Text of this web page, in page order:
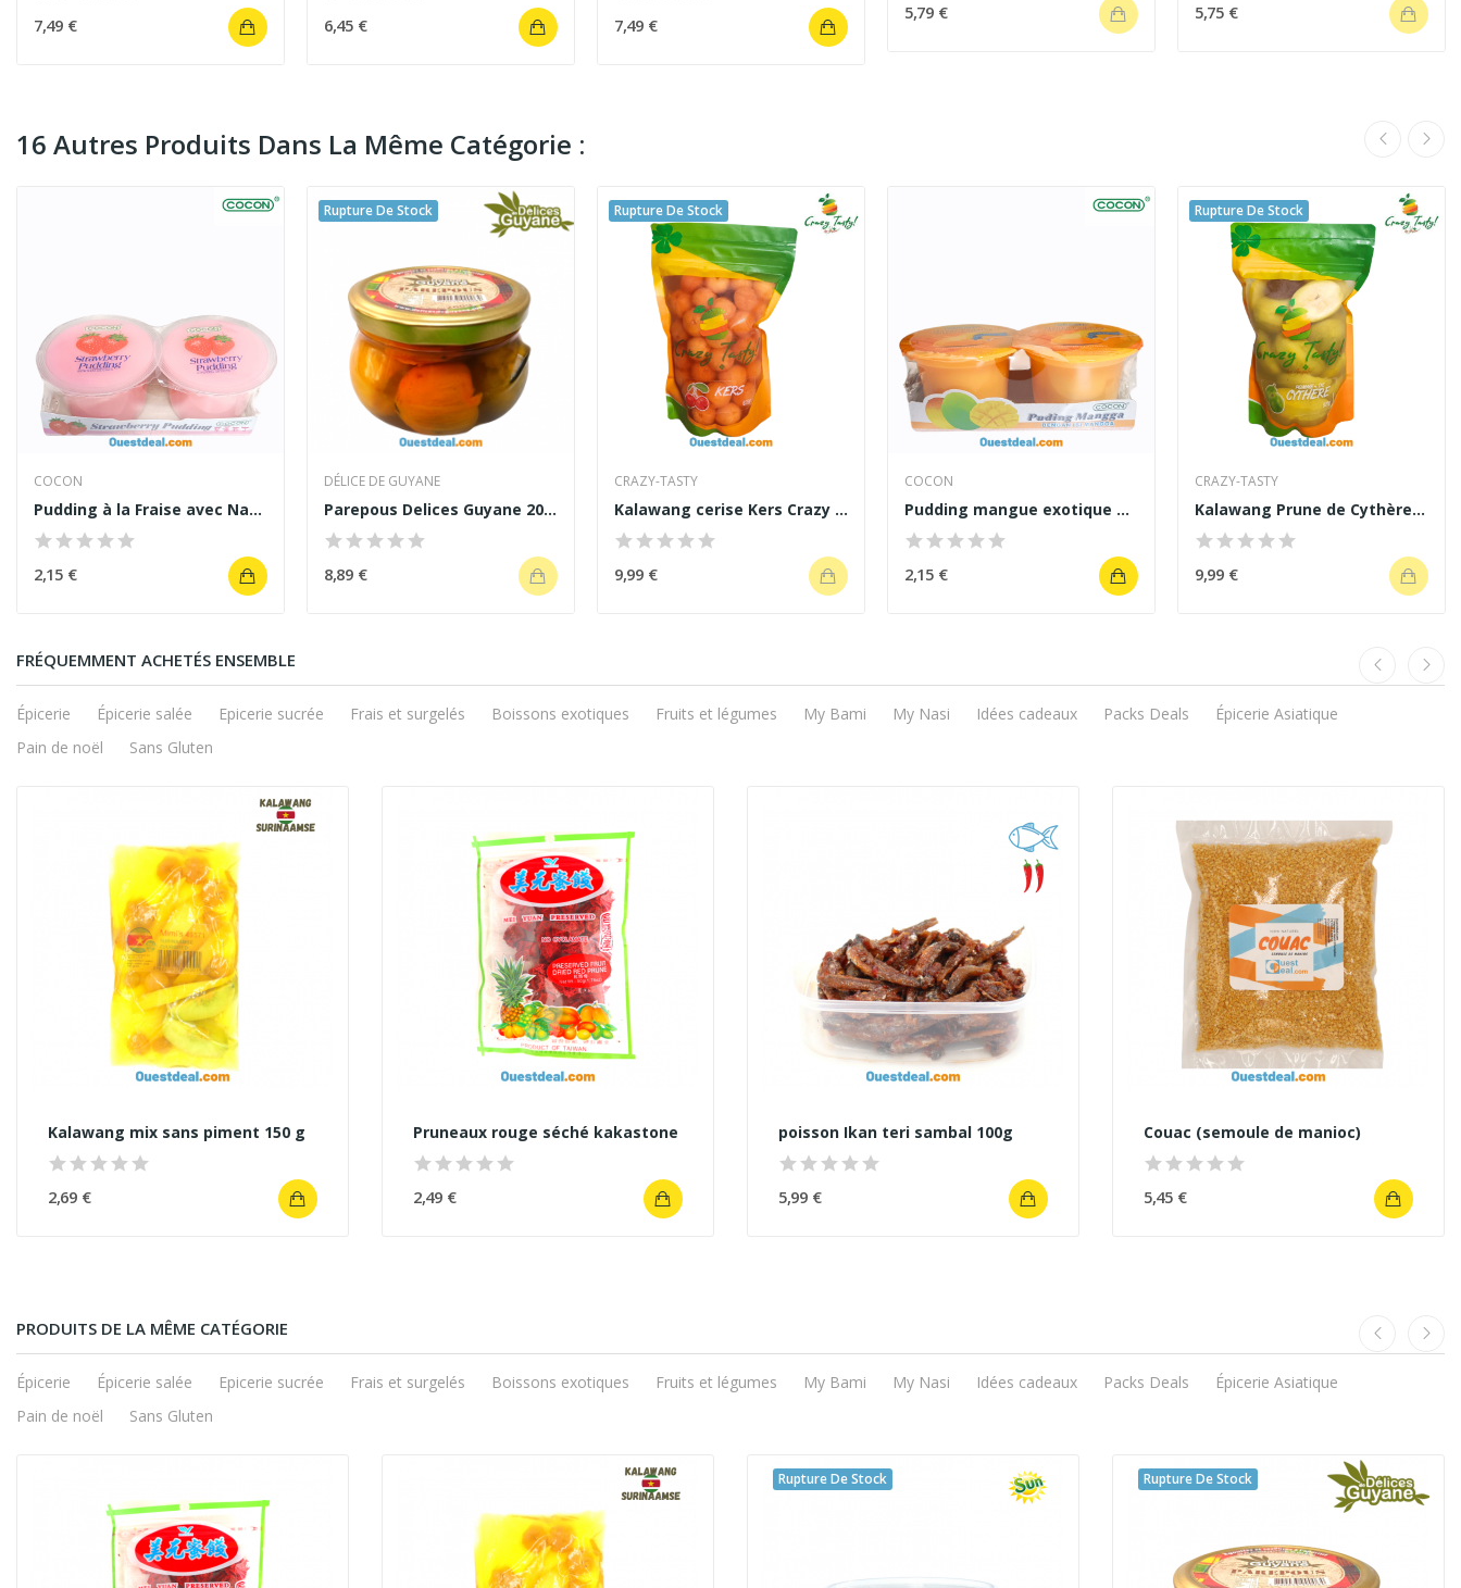
7,49 € 6,45 € 7,49 €
5,79 € 5,75 €
16 Autres Produits Dans La Même Catégorie :
COCON
Pudding à la Fraise avec Nata de Coco 2 pcs
2,15 €
Rupture De Stock
DÉLICE DE GUYANE
Parepous Delices Guyane 200g
8,89 €
Rupture De Stock
CRAZY-TASTY
Kalawang cerise Kers Crazy Tasty 625g
9,99 €
COCON
Pudding mangue exotique Cocon lot de 2 pcs
2,15 €
Rupture De Stock
CRAZY-TASTY
Kalawang Prune de Cythère crazy tasty 625 g
9,99 €
FRÉQUEMMENT ACHETÉS ENSEMBLE
Épicerie Épicerie salée Epicerie sucrée Frais et surgelés Boissons exotiques Fruits et légumes My Bami My Nasi Idées cadeaux Packs Deals
Épicerie Asiatique
Pain de noël
Sans Gluten
Kalawang mix sans piment 150 g
2,69 €
Pruneaux rouge séché kakastone
2,49 €
poisson Ikan teri sambal 100g
5,99 €
Couac (semoule de manioc)
5,45 €
PRODUITS DE LA MÊME CATÉGORIE
Épicerie Épicerie salée Epicerie sucrée Frais et surgelés Boissons exotiques Fruits et légumes My Bami My Nasi Idées cadeaux Packs Deals
Épicerie Asiatique
Pain de noël
Sans Gluten
Rupture De Stock Rupture De Stock